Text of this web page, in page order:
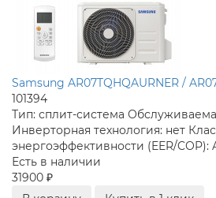
Samsung AR07TQHQAURNER /
101394
Тип: сплит-система
Инверторная технология: нет
энергоэффективности (EER/COP):
Есть в наличии
31900 ₽